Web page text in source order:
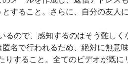
すること。さらに、自分の友人
るので、感知するのはそう難しく
名で行われるため、絶対に無意味
すること。全てのビデオが既